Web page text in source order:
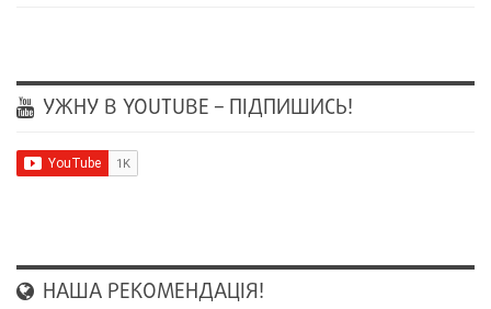
УЖНУ В YOUTUBE – ПІДПИШИСЬ!
НАША РЕКОМЕНДАЦІЯ!